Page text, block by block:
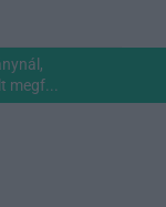
megf...